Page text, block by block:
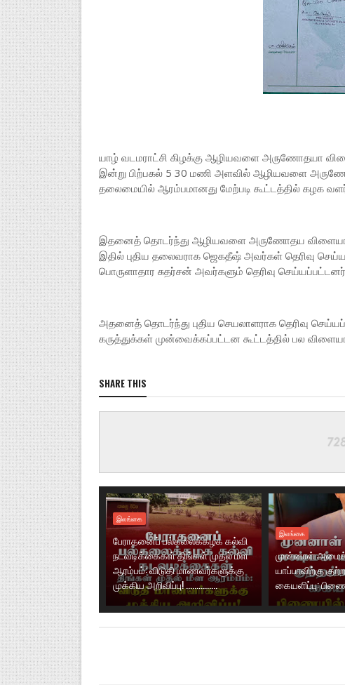
யாழ் வடமராட்சி கிழக்கு ஆழியவளை அருணோதயா
இன்று பிற்பகல் 5 30 மணி அளவில் ஆழியவளை
தலைமையில் ஆரம்பமானது மேற்படி கூட்டத்தில் கழக
இதனைத் தொடர்ந்து ஆழியவளை அருணோதய
இதில் புதிய தலைவராக ஜெகதீஷ் அவர்கள் தெரிவு
பொருளாதார சுதர்சன் அவர்களும் தெரிவு
அதனைத் தொடர்ந்து புதிய செயலாளராக தெரிவு
கருத்துக்கள் முன்வைக்கப்பட்டன கூட்டத்தில் பல
SHARE THIS
இலங்கை
பேராதனைப் பல்கலைக்கழக கல்வி
நடவடிக்கைகள் திங்கள் முதல் மீள
ஆரம்பம்: விடுதி மாணவர்களுக்கு
முக்கிய அறிவிப்பு! ...............
இலங்கை
முன்னாள்
யாப்பாவிற்கு
கையளிப்பு: